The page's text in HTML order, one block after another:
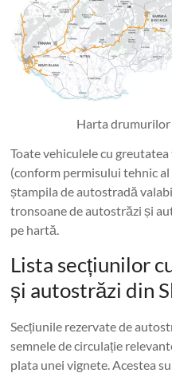
Harta drumurilor
Toate vehiculele cu
(conform permisului tehnic
ștampila de autostradă
tronsoane de autostrăzi și
pe hartă.
Lista secțiunilor
și autostrăzi din
Secțiunile rezervate de
semnele de circulație
plata unei vignete. Acestea